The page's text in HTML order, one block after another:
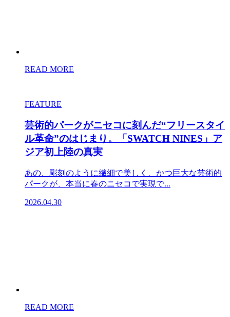
READ MORE
FEATURE
芸術的パークがニセコに刻んだ“フリースタイ
ル革命”のはじまり。「SWATCH NINES」ア
ジア初上陸の真実
あの、彫刻のように繊細で美しく、かつ巨大な芸術的
パークが、本当に春のニセコで実現で...
2026.04.30
READ MORE